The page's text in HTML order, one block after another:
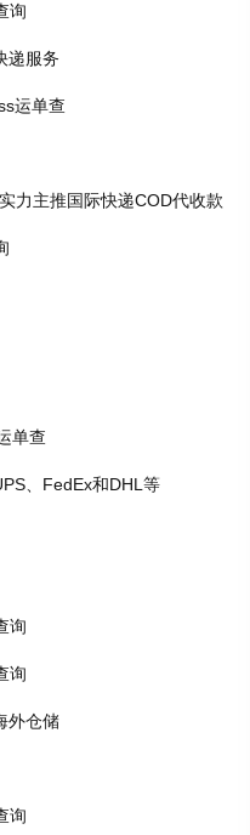
询
递服务
运单查
力主推国际快递COD代收款
单查
、FedEx和DHL等
询
询
外仓储
询